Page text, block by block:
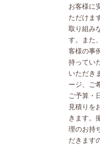
お客様に
ただけま
取り組み
す。また
客様の事
持ってい
いただき
ージ、ご
ご予算・
見積りを
きます。
理のお持
だきます